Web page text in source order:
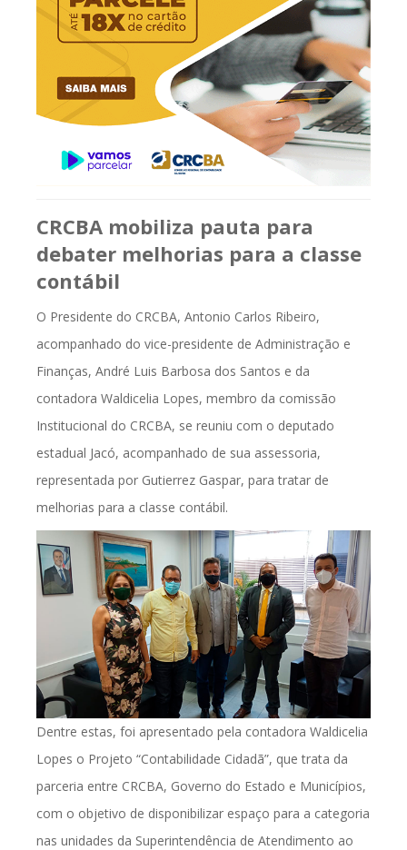
CRCBA mobiliza pauta para
debater melhorias para a classe
contábil
O Presidente do CRCBA, Antonio Carlos Ribeiro,
acompanhado do vice-presidente de Administração e
Finanças, André Luis Barbosa dos Santos e da
contadora Waldicelia Lopes, membro da comissão
Institucional do CRCBA, se reuniu com o deputado
estadual Jacó, acompanhado de sua assessoria,
representada por Gutierrez Gaspar, para tratar de
melhorias para a classe contábil.
Dentre estas, foi apresentado pela contadora Waldicelia
Lopes o Projeto “Contabilidade Cidadã”, que trata da
parceria entre CRCBA, Governo do Estado e Municípios,
com o objetivo de disponibilizar espaço para a categoria
nas unidades da Superintendência de Atendimento ao